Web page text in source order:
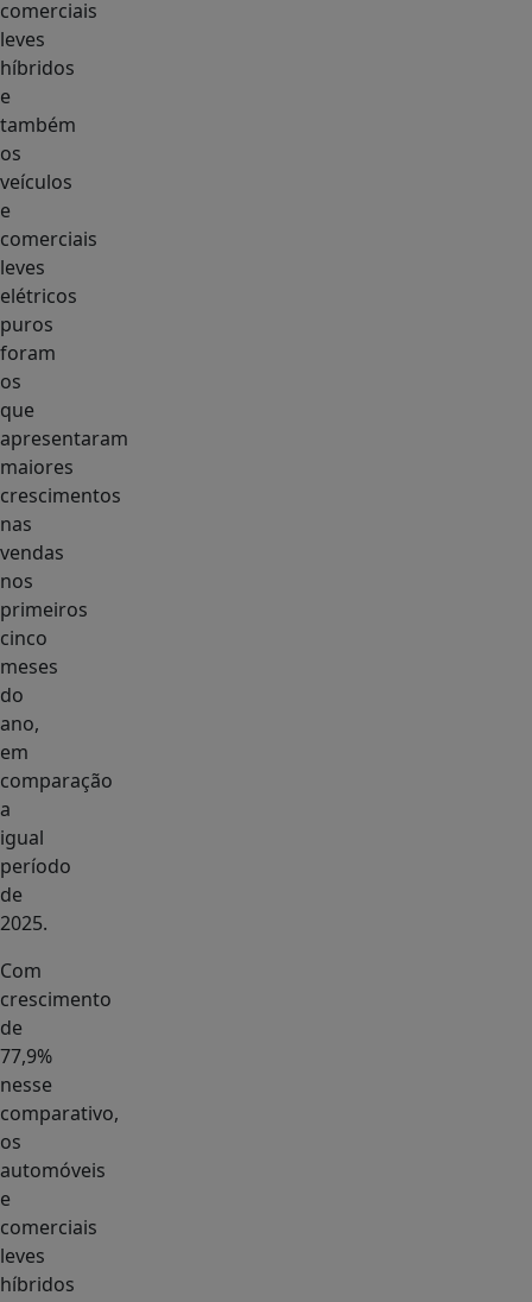
comerciais
leves
híbridos
e
também
os
veículos
e
comerciais
leves
elétricos
puros
foram
os
que
apresentaram
maiores
crescimentos
nas
vendas
nos
primeiros
cinco
meses
do
ano,
em
comparação
a
igual
período
de
2025.
Com
crescimento
de
77,9%
nesse
comparativo,
os
automóveis
e
comerciais
leves
híbridos